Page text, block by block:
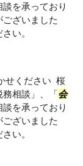
を承っており
ざいました
い。
せください 桜
相談」、「会
を承っており
ざいました
い。